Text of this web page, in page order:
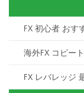
FX 初心者 おす
海外FX コピー
FX レバレッジ